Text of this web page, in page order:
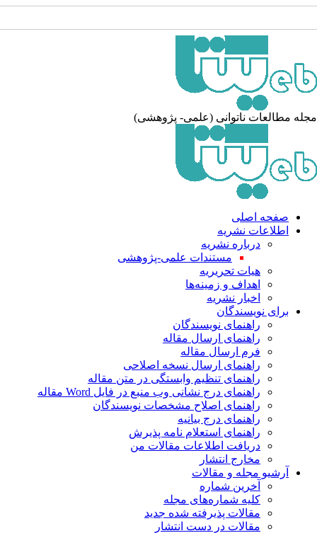
مطالعات ناتوانی (علمی- پژوهشی)
صفحه اصلی
اطلاعات نشریه
درباره نشریه
مستندات علمی-پژوهشی
هیات تحریریه
اهداف و زمینه‌ها
اخبار نشریه
برای نویسندگان
راهنمای نویسندگان
راهنمای ارسال مقاله
فرم ارسال مقاله
راهنمای ارسال نسخه اصلاحی
راهنمای تنظیم وابستگی در متن مقاله
راهنمای درج نشانی وب منبع در فایل Word مقاله
راهنمای اصلاح مشخصات نویسندگان
راهنمای درج بیانیه
راهنمای استعلام نامه پذیرش
دریافت اطلاعات مقالات من
مخارج انتشار
آرشیو مجله و مقالات
آخرین شماره
کلیه شماره‌های مجله
مقالات پذیرفته شده جدید
مقالات در دست انتشار